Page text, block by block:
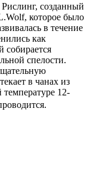
созданный
которое было
в течение
как
собирается
спелости.
в чанах из
12-